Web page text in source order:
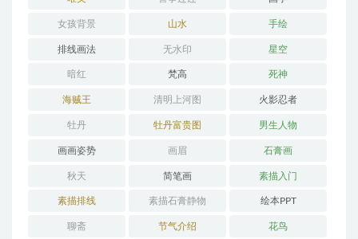
女孩背景 山水 手绘
排线画法 无水印 星空
暗红 梵高 死神
海贼王 清明上河图 火影忍者
牡丹 牡丹富贵图 男生人物
画画姿势 画眉 石膏画
秋天 简笔画 素描入门
素描排线 素描石膏静物 绘本PPT
聊斋 节气介绍 花鸟